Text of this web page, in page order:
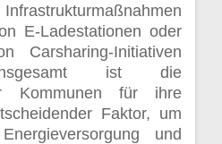
E-Ladestationen oder
Carsharing-Initiativen
ist die
Kommunen für ihre
Faktor, um
und